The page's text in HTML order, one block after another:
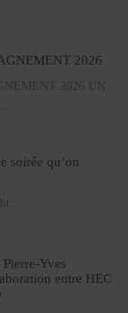
2026
2026 UN
soirée qu’on
Yves
entre HEC